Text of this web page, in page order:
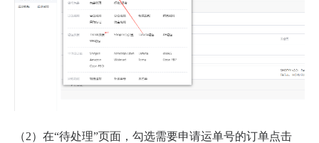
（2）在“待处理”页面，勾选需要申请运单号的订单点击